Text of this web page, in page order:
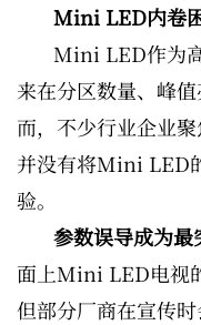
Mini LED内卷
Mini LED作为
来在分区数量、峰
而，不少行业企业
并没有将Mini LED
验。
参数误导成为最
面上Mini LED电视
但部分厂商在宣传